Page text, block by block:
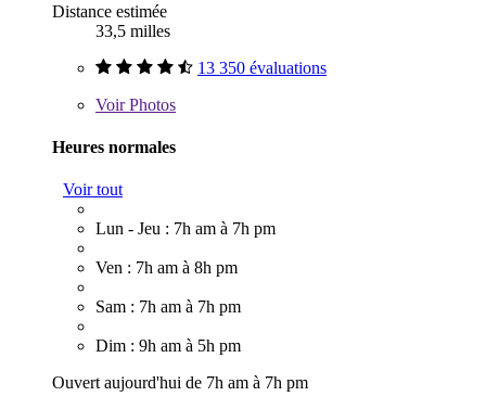
Distance estimée
33,5 milles
13 350 évaluations
VoirPhotos
Heures normales
Voir tout
Lun - Jeu : 7h am à 7h pm
Ven : 7h am à 8h pm
Sam : 7h am à 7h pm
Dim : 9h am à 5h pm
Ouvert aujourd'hui de 7h am à 7h pm